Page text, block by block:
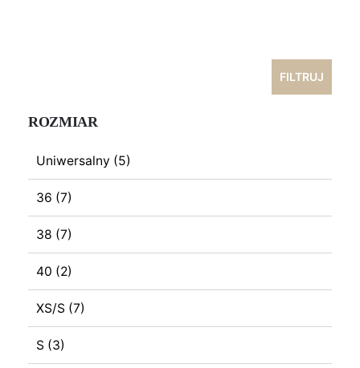
FILTRUJ
ROZMIAR
Uniwersalny (5)
36 (7)
38 (7)
40 (2)
XS/S (7)
S (3)